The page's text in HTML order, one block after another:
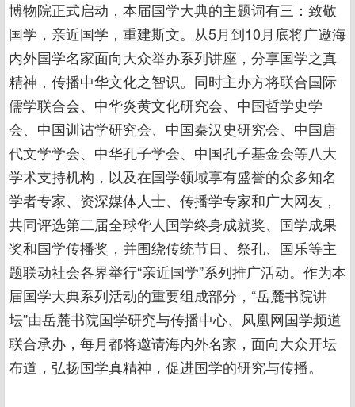
博物院正式启动，本届国学大典的主题词有三：致敬
国学，亲近国学，重建斯文。从5月到10月底将广邀海
内外国学名家面向大众举办系列讲座，分享国学之真
精神，传播中华文化之智识。同时主办方将联合国际
儒学联合会、中华炎黄文化研究会、中国哲学史学
会、中国训诂学研究会、中国秦汉史研究会、中国唐
代文学学会、中华孔子学会、中国孔子基金会等八大
学术支持机构，以及在国学领域享有盛誉的众多知名
学者专家、资深媒体人士、传播学专家和广大网友，
共同评选第二届全球华人国学终身成就奖、国学成果
奖和国学传播奖，并围绕传统节日、祭孔、国乐等主
题联动社会各界举行“亲近国学”系列推广活动。作为本
届国学大典系列活动的重要组成部分，“岳麓书院讲
坛”由岳麓书院国学研究与传播中心、凤凰网国学频道
联合承办，每月都将邀请海内外名家，面向大众开坛
布道，弘扬国学真精神，促进国学的研究与传播。